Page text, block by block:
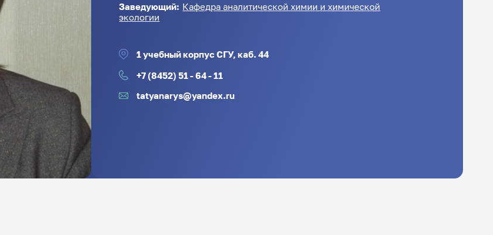
Заведующий: Кафедра аналитической химии и химической
экологии
1 учебный корпус СГУ, каб. 44
+7 (8452) 51 - 64 - 11
tatyanarys@yandex.ru